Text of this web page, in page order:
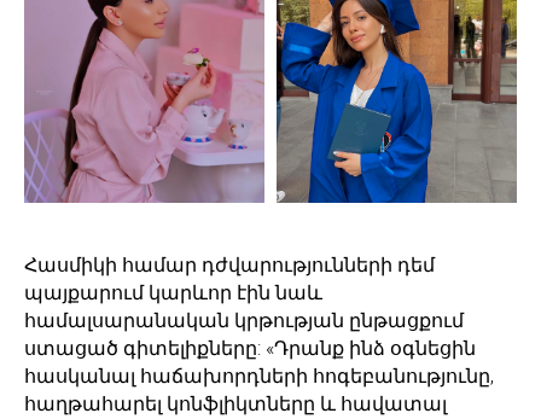
Հասմիկի համար դժվարությունների դեմ
պայքարում կարևոր էին նաև
համալսարանական կրթության ընթացքում
ստացած գիտելիքները: «Դրանք ինձ օգնեցին
հասկանալ հաճախորդների հոգեբանությունը,
հաղթահարել կոնֆլիկտները և հավատալ